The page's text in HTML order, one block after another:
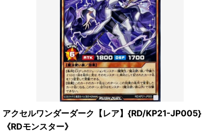
アクセルワンダーダーク【レア】{RD/KP21-JP005}
《RDモンスター》